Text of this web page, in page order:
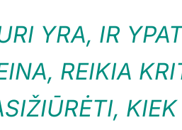
YRA, IR
REIKIA
KIEK